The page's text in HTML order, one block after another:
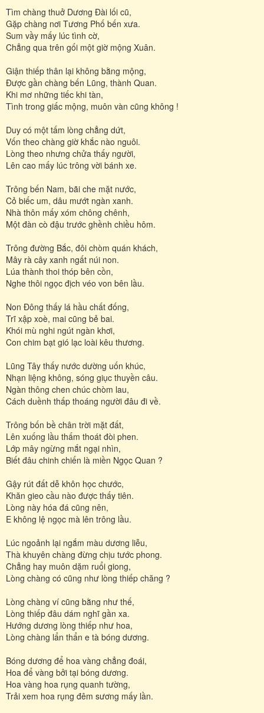
Tìm chàng thuở Dương Đài lối cũ,
Gặp chàng nơi Tương Phố bến xưa.
Sum vầy mấy lúc tình cờ,
Chẳng qua trên gối một giờ mộng Xuân.
Giận thiếp thân lại không bằng mộng,
Được gần chàng bến Lũng, thành Quan.
Khi mơ những tiếc khi tàn,
Tình trong giấc mộng, muôn vàn cũng không !
Duy có một tấm lòng chẳng dứt,
Vốn theo chàng giờ khắc nào nguôi.
Lòng theo nhưng chửa thấy người,
Lên cao mấy lúc trông vời bánh xe.
Trông bến Nam, bãi che mặt nước,
Cỏ biếc um, dâu mướt ngàn xanh.
Nhà thôn mấy xóm chông chênh,
Một đàn cò đậu trước ghềnh chiều hôm.
Trông đường Bắc, đôi chòm quán khách,
Mây rà cây xanh ngất núi non.
Lúa thành thoi thóp bên cồn,
Nghe thôi ngọc địch véo von bên lầu.
Non Đông thấy lá hầu chất đống,
Trĩ xập xoè, mai cũng bẻ bai.
Khói mù nghi ngút ngàn khơi,
Con chim bạt gió lạc loài kêu thương.
Lũng Tây thấy nước dường uốn khúc,
Nhạn liệng không, sóng giục thuyền câu.
Ngàn thông chen chúc chòm lau,
Cách duềnh thấp thoáng người đâu đi về.
Trông bốn bề chân trời mặt đất,
Lên xuống lầu thấm thoát đòi phen.
Lớp mây ngừng mắt ngại nhìn,
Biết đâu chinh chiến là miền Ngọc Quan ?
Gậy rút đất dễ khôn học chước,
Khăn gieo cầu nào được thấy tiên.
Lòng này hóa đá cũng nên,
E không lệ ngọc mà lên trông lầu.
Lúc ngoảnh lại ngắm màu dương liễu,
Thà khuyên chàng đừng chịu tước phong.
Chẳng hay muôn dặm ruổi giong,
Lòng chàng có cũng như lòng thiếp chăng ?
Lòng chàng ví cũng bằng như thế,
Lòng thiếp đâu dám nghĩ gần xa.
Hướng dương lòng thiếp như hoa,
Lòng chàng lẩn thẩn e tà bóng dương.
Bóng dương để hoa vàng chẳng đoái,
Hoa để vàng bởi tại bóng dương.
Hoa vàng hoa rụng quanh tường,
Trải xem hoa rụng đêm sương mấy lần.